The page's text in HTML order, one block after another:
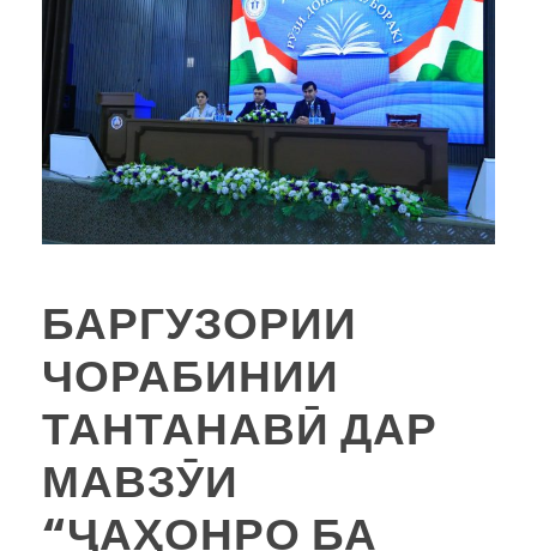
БАРГУЗОРИИ
ЧОРАБИНИИ
ТАНТАНАВӢ ДАР
МАВЗӮИ
“ҶАҲОНРО БА